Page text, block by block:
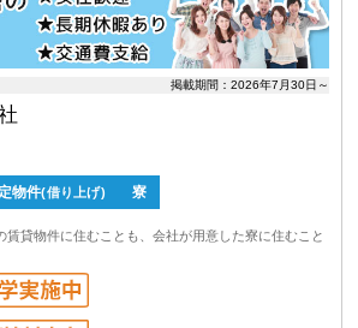
掲載期間：2026年7月30日～
物件(借り上げ) 寮
賃貸物件に住むことも、会社が用意した寮に住むこと